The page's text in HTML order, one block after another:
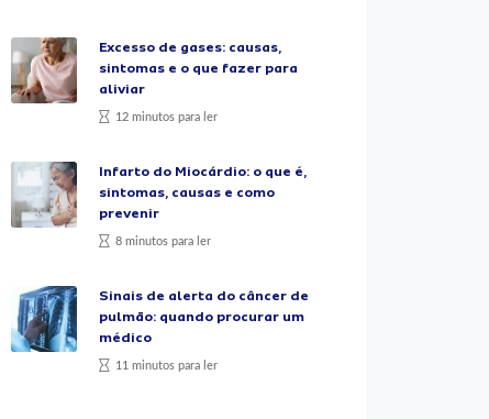
Excesso de gases: causas,
sintomas e o que fazer para
aliviar
12 minutos para ler
Infarto do Miocárdio: o que é,
sintomas, causas e como
prevenir
8 minutos para ler
Sinais de alerta do câncer de
pulmão: quando procurar um
médico
11 minutos para ler